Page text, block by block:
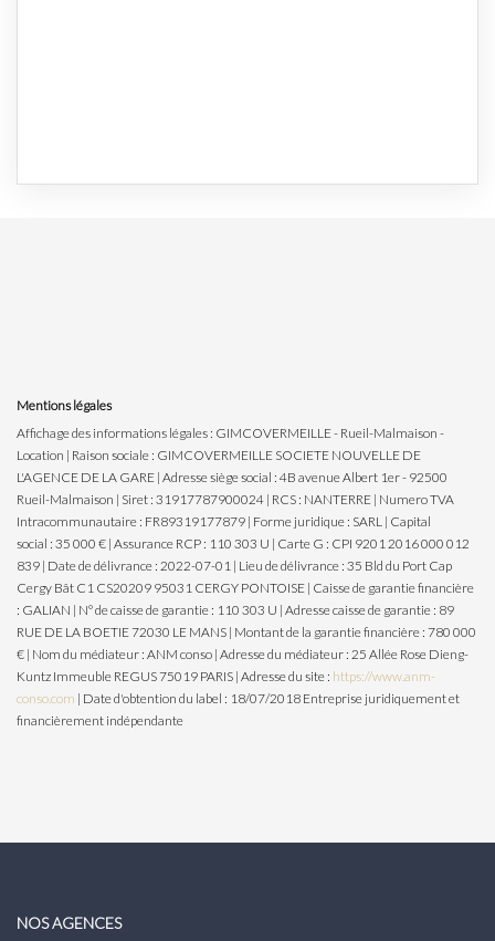
Mentions légales
Affichage des informations légales : GIMCOVERMEILLE - Rueil-Malmaison -
Location | Raison sociale : GIMCOVERMEILLE SOCIETE NOUVELLE DE
L'AGENCE DE LA GARE | Adresse siège social : 4B avenue Albert 1er - 92500
Rueil-Malmaison | Siret : 31917787900024 | RCS : NANTERRE | Numero TVA
Intracommunautaire : FR89319177879 | Forme juridique : SARL | Capital
social : 35 000 € | Assurance RCP : 110 303 U | Carte G : CPI 9201 2016 000 012
839 | Date de délivrance : 2022-07-01 | Lieu de délivrance : 35 Bld du Port Cap
Cergy Bât C1 CS20209 95031 CERGY PONTOISE | Caisse de garantie financière
: GALIAN | N° de caisse de garantie : 110 303 U | Adresse caisse de garantie : 89
RUE DE LA BOETIE 72030 LE MANS | Montant de la garantie financière : 780 000
€ | Nom du médiateur : ANM conso | Adresse du médiateur : 25 Allée Rose Dieng-
Kuntz Immeuble REGUS 75019 PARIS | Adresse du site : https://www.anm-
conso.com | Date d'obtention du label : 18/07/2018 Entreprise juridiquement et
financièrement indépendante
NOS AGENCES